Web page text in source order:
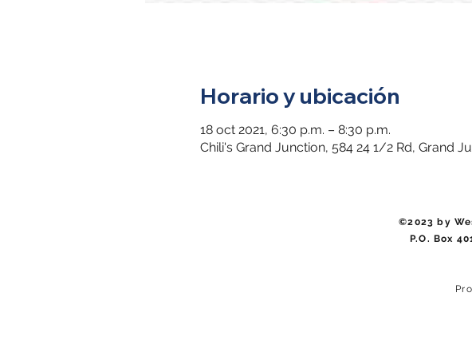
Horario y ubicación
18 oct 2021, 6:30 p.m. – 8:30 p.m.
Chili's Grand Junction, 584 24 1/2 Rd, Grand
©2023 by
P.O. Box